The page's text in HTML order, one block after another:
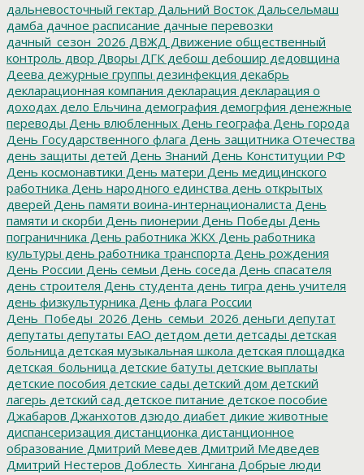
дальневосточный гектар Дальний Восток Дальсельмаш
дамба дачное расписание дачные перевозки
дачный_сезон_2026 ДВЖД Движение общественный
контроль двор Дворы ДГК дебош дебошир дедовщина
Деева дежурные группы дезинфекция декабрь
декларационная компания декларация декларация о
доходах дело Ельчина демография демогрфия денежные
переводы День влюбленных День географа День города
День Государственного флага День защитника Отечества
день защиты детей День Знаний День Конституции РФ
День космонавтики День матери День медицинского
работника День народного единства день открытых
дверей День памяти воина-интернационалиста День
памяти и скорби День пионерии День Победы День
пограничника День работника ЖКХ День работника
культуры день работника транспорта День рождения
День России День семьи День соседа День спасателя
день строителя День студента день тигра день учителя
день физкультурника День флага России
День_Победы_2026 День_семьи_2026 деньги депутат
депутаты депутаты ЕАО детдом дети детсады детская
больница детская музыкальная школа детская площадка
детская_больница детские батуты детские выплаты
детские пособия детские сады детский дом детский
лагерь детский сад детское питание детское пособие
Джабаров Джанхотов дзюдо диабет дикие животные
диспансеризация дистанционка дистанционное
образование Дмитрий Меведев Дмитрий Медведев
Дмитрий Нестеров Доблесть_Хингана Добрые люди